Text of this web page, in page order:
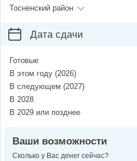
Тосненский район
Дата сдачи
Готовые
В этом году (2026)
В следующем (2027)
В 2028
В 2029 или позднее
Ваши возможности
Сколько у Вас денег сейчас?